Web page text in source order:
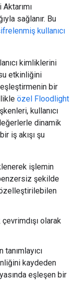
sağlanır. Bu
kullanıcı
kimliklerini
etkinliğini
bir
özel Floodlight
kullanıcı
dinamik
iş akışı şu
işlemin
şekilde
özelleştirilebilen
çevrimdışı olarak
kaydeden
eşleşen bir